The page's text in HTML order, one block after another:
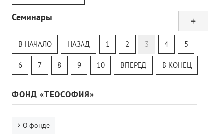
Семинары
Теософский Квизи
Тайная Доктрина
Онлайн-класс
В НАЧАЛО НАЗАД 1 2 3 4 5
6 7 8 9 10 ВПЕРЕД В КОНЕЦ
ФОНД «ТЕОСОФИЯ»
О фонде